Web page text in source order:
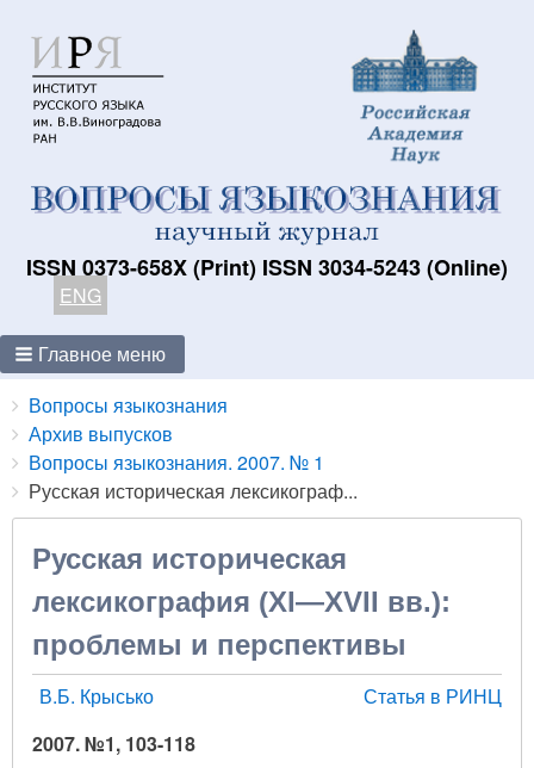
ISSN 0373-658X (Print) ISSN 3034-5243 (Online)
ENG
Главное меню
Breadcrumbs
You
are
here:
Вопросы языкознания
Архив выпусков
Вопросы языкознания. 2007. № 1
Русская историческая лексикограф...
Русская историческая
лексикография (XI—XVII вв.):
проблемы и перспективы
В.Б. Крысько
Статья в РИНЦ
2007. №1, 103-118